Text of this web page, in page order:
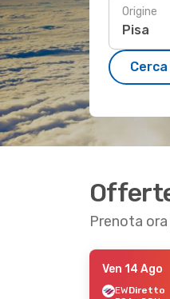
Origine
Prenota
Ven 14 Ago
EWDiretto